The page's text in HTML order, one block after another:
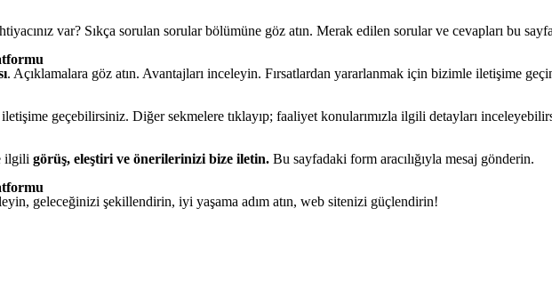
var? Sıkça sorulan sorular bölümüne göz atın. Merak edilen sorular ve cevapları bu
. Açıklamalara göz atın. Avantajları inceleyin. Fırsatlardan yararlanmak için bizimle iletişime
geçebilirsiniz. Diğer sekmelere tıklayıp; faaliyet konularımızla ilgili detayları
ilgili görüş, eleştiri ve önerilerinizi bize iletin. Bu sayfadaki form aracılığıyla mesaj gönderin.
geleceğinizi şekillendirin, iyi yaşama adım atın, web sitenizi güçlendirin!